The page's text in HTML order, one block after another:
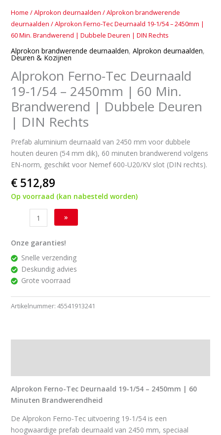
Home /Alprokon deurnaalden /Alprokon brandwerende
deurnaalden / Alprokon Ferno-Tec Deurnaald 19-1/54 – 2450mm |
60 Min. Brandwerend | Dubbele Deuren | DIN Rechts
Alprokon brandwerende deurnaalden, Alprokon deurnaalden,
Deuren & Kozijnen
Alprokon Ferno-Tec Deurnaald
19-1/54 – 2450mm | 60 Min.
Brandwerend | Dubbele Deuren
| DIN Rechts
Prefab aluminium deurnaald van 2450 mm voor dubbele
houten deuren (54 mm dik), 60 minuten brandwerend volgens
EN-norm, geschikt voor Nemef 600-U20/KV slot (DIN rechts).
€512,89
Op voorraad (kan nabesteld worden)
|
DIN
Rechts
»
Onze garanties!
Snelle verzending
Deskundig advies
Grote voorraad
Artikelnummer: 45541913241
Alprokon Ferno-Tec Deurnaald 19-1/54 – 2450mm | 60
Minuten Brandwerendheid
De Alprokon Ferno-Tec uitvoering 19-1/54 is een
hoogwaardige prefab deurnaald van 2450 mm, speciaal